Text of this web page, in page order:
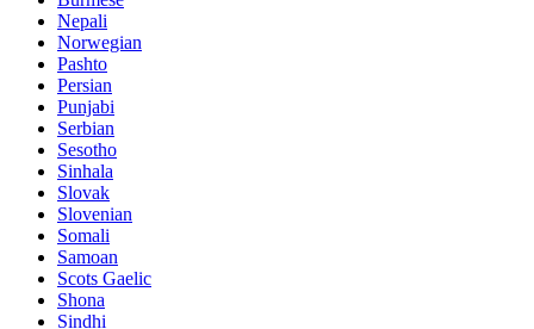
Nepali
Norwegian
Pashto
Persian
Punjabi
Serbian
Sesotho
Sinhala
Slovak
Slovenian
Somali
Samoan
Scots Gaelic
Shona
Sindhi